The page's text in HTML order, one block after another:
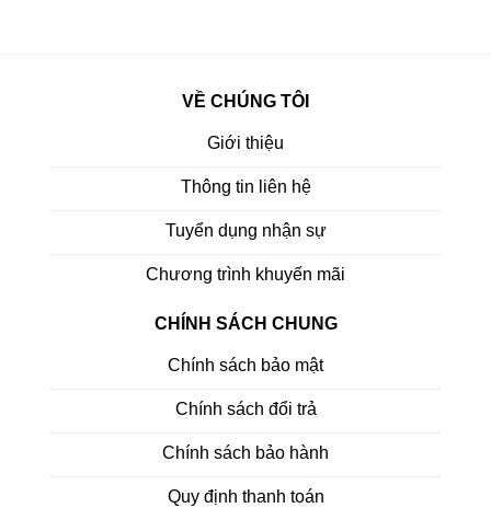
VỀ CHÚNG TÔI
Giới thiệu
Thông tin liên hệ
Tuyển dụng nhận sự
Chương trình khuyến mãi
CHÍNH SÁCH CHUNG
Chính sách bảo mật
Chính sách đổi trả
Chính sách bảo hành
Quy định thanh toán